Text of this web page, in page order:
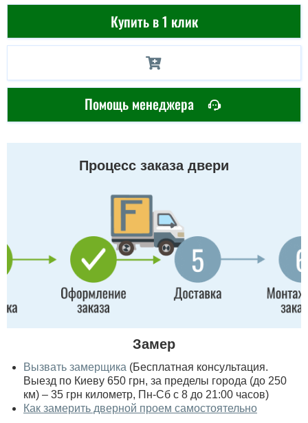
Купить в 1 клик
Помощь менеджера
Процесс заказа двери
Замер
Вызвать замерщика (Бесплатная консультация.
Выезд по Киеву 650 грн, за пределы города (до 250
км) – 35 грн километр, Пн-Сб с 8 до 21:00 часов)
Как замерить дверной проем самостоятельно